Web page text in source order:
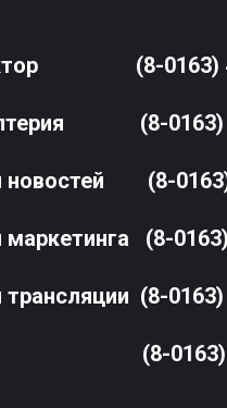
(8-0163)
(8-
(8-0163)
(8-
(8-
0163) 45-